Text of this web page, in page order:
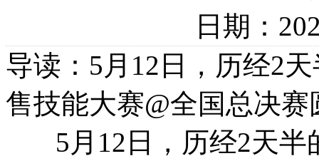
日期：
导读：5月12日，历经2
售技能大赛@全国总决赛
5月12日，历经2天半